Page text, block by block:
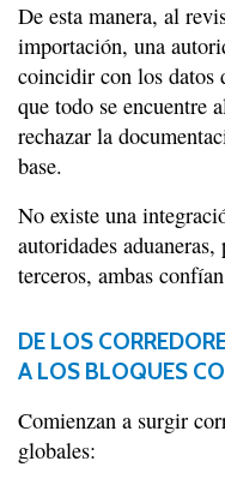
De esta manera, al
importación, una
coincidir con los datos
que todo se encuentre
rechazar la
base.
No existe una
autoridades
terceros, ambas
DE LOS
A LOS BLOQUES
Comienzan a surgir
globales: